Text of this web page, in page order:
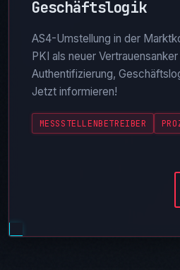
Geschäftslogik
AS4-Umstellung in der
PKI als neuer
Authentifizierung,
Jetzt informieren!
MESSSTELLENBETREIBER